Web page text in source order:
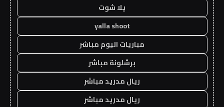
يلا شوت
yalla shoot
مباريات اليوم مباشر
برشلونة مباشر
ريال مدريد مباشر
ريال مدريد مباشر